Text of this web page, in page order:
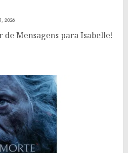
2026
Mensagens para Isabelle!